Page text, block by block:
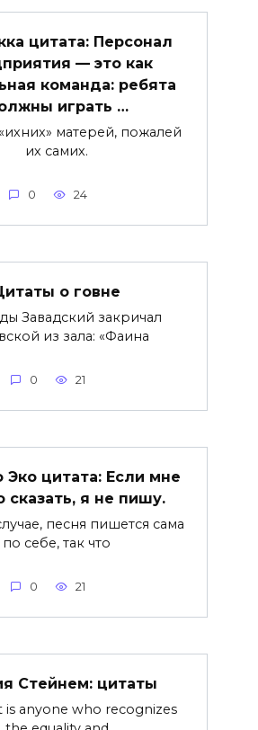
цитата: Персонал
— это как
команда: ребята
играть …
матерей, пожалей
их самих.
0 24
о говне
Завадский закричал
из зала: «Фаина
0 21
Эко цитата: Если мне
сказать, я не пишу.
песня пишется сама
по себе, так что
0 21
Стейнем: цитаты
is anyone who recognizes